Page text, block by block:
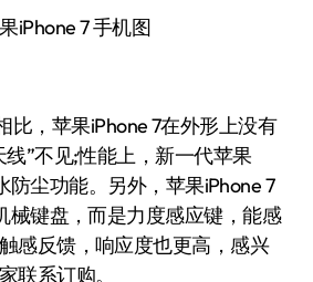
iPhone 7 手机图
比，苹果iPhone 7在外形上没有
”不见;性能上，新一代苹果
防尘功能。另外，苹果iPhone 7
械键盘，而是力度感应键，能感
感反馈，响应度也更高，感兴
联系订购。